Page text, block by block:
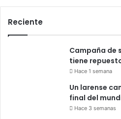
Reciente
Campaña de
tiene
Hace 1 semana
Un larense
final del
Hace 3 semanas